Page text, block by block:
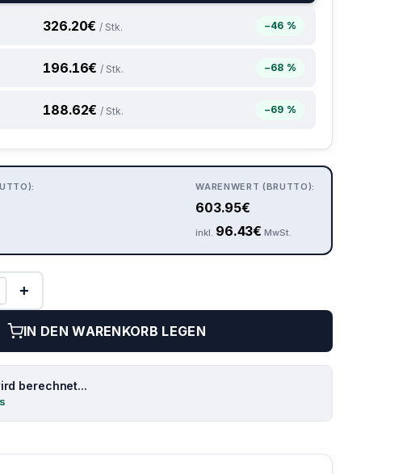
326.20€ / Stk. −46 %
196.16€ / Stk. −68 %
188.62€ / Stk. −69 %
WARENWERT (BRUTTO):
603.95€
inkl. 96.43€ MwSt.
+
IN DEN WARENKORB LEGEN
berechnet...